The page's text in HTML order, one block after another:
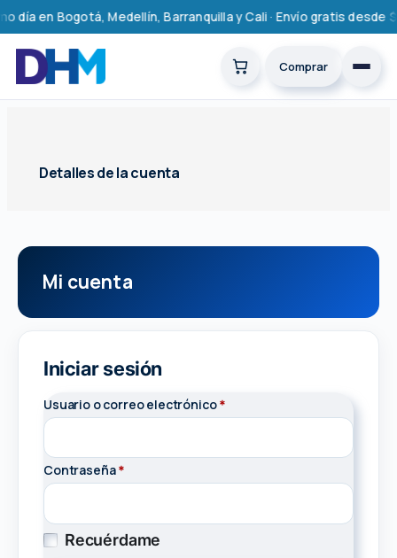
Saltar
al
contenido
en Bogotá, Medellín, Barranquilla y Cali · Envío gratis desde
Comprar
Detalles de la cuenta
Iniciar sesión
Usuario o correo electrónico*
Contraseña*
Recuérdame